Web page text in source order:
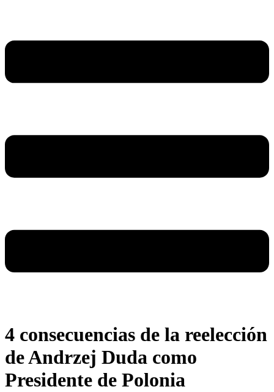
4 consecuencias de la reelección
de Andrzej Duda como
Presidente de Polonia